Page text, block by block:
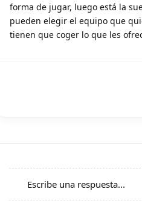
forma de jugar, luego está la
pueden elegir el equipo que
tienen que coger lo que les
Escribe una respuesta...